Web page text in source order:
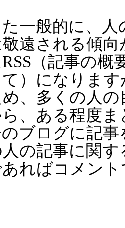
一般的に、人
遠される傾
（記事の概
て）になりま
、多くの人
、ある程度
のブログに記
の記事に関
ればコメン